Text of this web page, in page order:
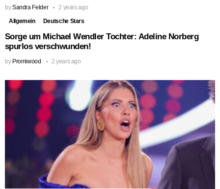
bySandra Felder
2 years ago
Allgemein
Deutsche Stars
Sorge um Michael Wendler Tochter: Adeline Norberg
spurlos verschwunden!
by Promiwood 2 years ago